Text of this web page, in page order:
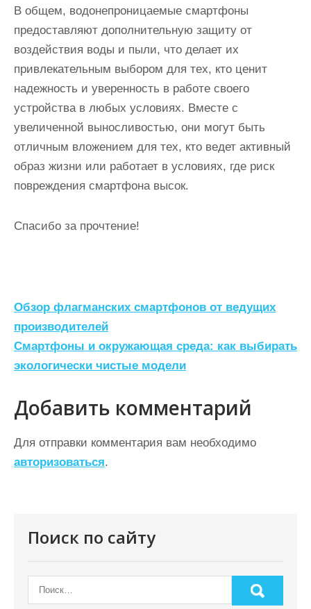
В общем, водонепроницаемые смартфоны
предоставляют дополнительную защиту от
воздействия воды и пыли, что делает их
привлекательным выбором для тех, кто ценит
надежность и уверенность в работе своего
устройства в любых условиях. Вместе с
увеличенной выносливостью, они могут быть
отличным вложением для тех, кто ведет активный
образ жизни или работает в условиях, где риск
повреждения смартфона высок.
Спасибо за прочтение!
Н
а
в
и
г
а
ц
и
Обзор флагманских смартфонов от ведущих
производителей
Смартфоны и окружающая среда: как выбирать
экологически чистые модели
Добавить комментарий
Для отправки комментария вам необходимо
авторизоваться.
Поиск по сайту